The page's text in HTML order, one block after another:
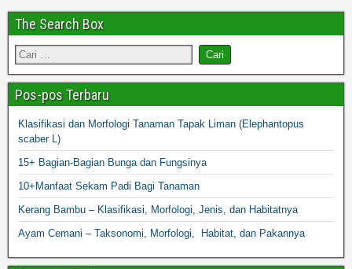
The Search Box
Pos-pos Terbaru
Klasifikasi dan Morfologi Tanaman Tapak Liman (Elephantopus
scaber L)
15+ Bagian-Bagian Bunga dan Fungsinya
10+Manfaat Sekam Padi Bagi Tanaman
Kerang Bambu – Klasifikasi, Morfologi, Jenis, dan Habitatnya
Ayam Cemani – Taksonomi, Morfologi, Habitat, dan Pakannya